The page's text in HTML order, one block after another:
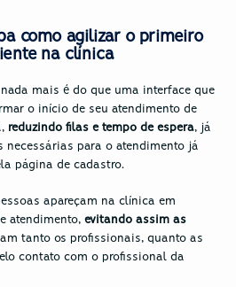
como agilizar o primeiro
na clínica
nada mais é do que uma interface que
o início de seu atendimento de
reduzindo filas e tempo de espera, já
necessárias para o atendimento já
página de cadastro.
apareçam na clínica em
atendimento, evitando assim as
tanto os profissionais, quanto as
contato com o profissional da